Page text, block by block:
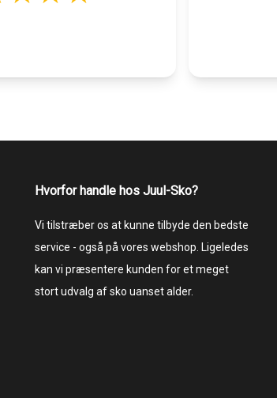
Hvorfor handle hos Juul-Sko?
Vi tilstræber os at kunne tilbyde den bedste
service - også på vores webshop. Ligeledes
kan vi præsentere kunden for et meget
stort udvalg af sko uanset alder.